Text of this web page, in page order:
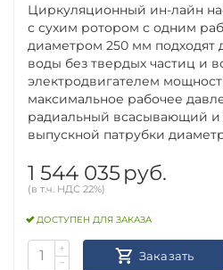
Циркуляционный ин-лайн
с сухим ротором с одним
диаметром 250 мм подходят
воды без твердых частиц и
электродвигателем
максимальное рабочее
радиальный всасывающий и
выпускной патрубки
1 544 035 руб.
(в т.ч. НДС 22%)
ДОСТУПЕН ДЛЯ ЗАКАЗА
+
−
Заказать